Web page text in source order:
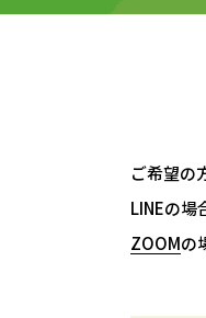
ご希望の
LINEの場
ZOOM
ZOOMの